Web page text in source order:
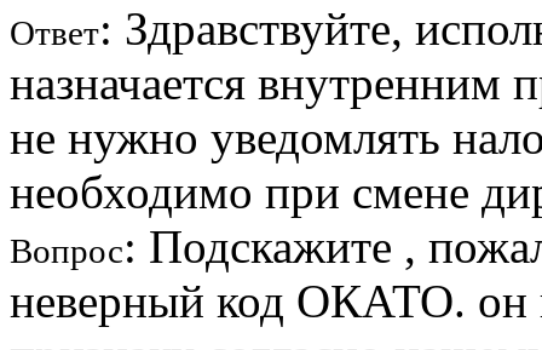
Ответ: Здравствуйте,
назначается внутренним
не нужно уведомлять
необходимо при смене
Вопрос: Подскажите ,
неверный код ОКАТО. он